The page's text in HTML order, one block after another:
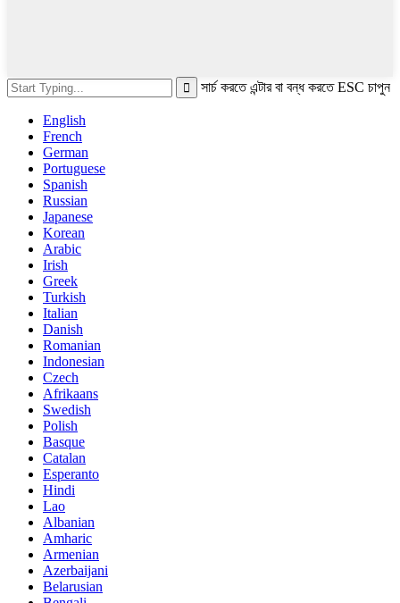
সার্চ করতে এন্টার বা বন্ধ করতে ESC চাপুন
English
French
German
Portuguese
Spanish
Russian
Japanese
Korean
Arabic
Irish
Greek
Turkish
Italian
Danish
Romanian
Indonesian
Czech
Afrikaans
Swedish
Polish
Basque
Catalan
Esperanto
Hindi
Lao
Albanian
Amharic
Armenian
Azerbaijani
Belarusian